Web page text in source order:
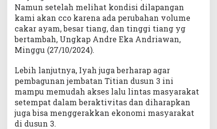
Namun setelah melihat kondisi dilapangan
kami akan cco karena ada perubahan volume
cakar ayam, besar tiang, dan tinggi tiang yg
bertambah, Ungkap Andre Eka Andriawan,
Minggu (27/10/2024).
Lebih lanjutnya, Iyah juga berharap agar
pembagunan jembatan Titian dusun 3 ini
mampu memudah akses lalu lintas masyarakat
setempat dalam beraktivitas dan diharapkan
juga bisa menggerakkan ekonomi masyarakat
di dusun 3.